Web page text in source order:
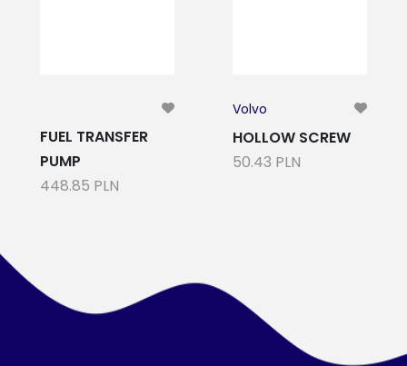
FUEL TRANSFER
PUMP
448.85 PLN
Volvo
HOLLOW SCREW
50.43 PLN